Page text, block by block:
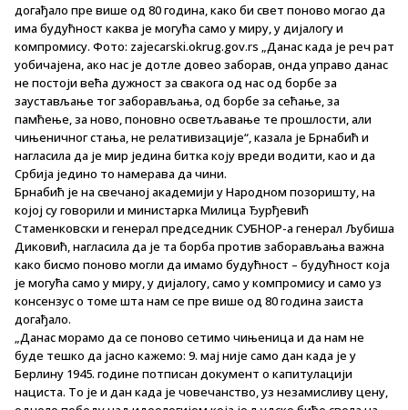
догађало пре више од 80 година, како би свет поново могао да
има будућност каква је могућа само у миру, у дијалогу и
компромису. Фото: zajecarski.okrug.gov.rs „Данас када је реч рат
уобичајена, ако нас је дотле довео заборав, онда управо данас
не постоји већа дужност за свакога од нас од борбе за
заустављање тог заборављања, од борбе за сећање, за
памћење, за ново, поновно осветљавање те прошлости, али
чињеничног стања, не релативизације“, казала је Брнабић и
нагласила да је мир једина битка коју вреди водити, као и да
Србија једино то намерава да чини.
Брнабић је на свечаној академији у Народном позоришту, на
којој су говорили и министарка Милица Ђурђевић
Стаменковски и генерал председник СУБНОР-а генерал Љубиша
Диковић, нагласила да је та борба против заборављања важна
како бисмо поново могли да имамо будућност – будућност која
је могућа само у миру, у дијалогу, само у компромису и само уз
консензус о томе шта нам се пре више од 80 година заиста
догађало.
„Данас морамо да се поново сетимо чињеница и да нам не
буде тешко да јасно кажемо: 9. мај није само дан када је у
Берлину 1945. године потписан документ о капитулацији
нациста. То је и дан када је човечанство, уз незамисливу цену,